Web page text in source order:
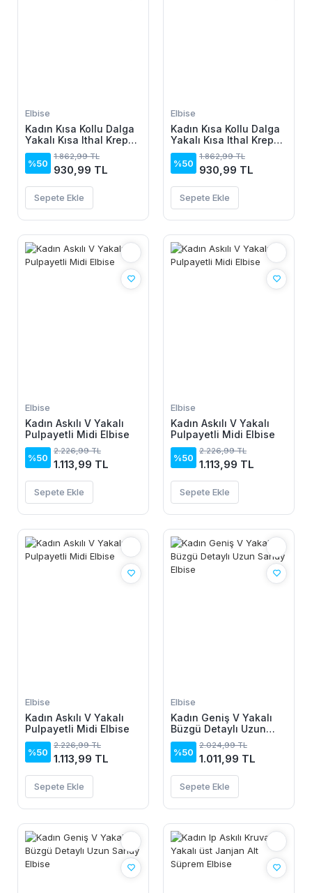
Elbise
Kadın Kısa Kollu Dalga
Yakalı Kısa Ithal Krep
Elbise
%50
1.862,99 TL
930,99 TL
Sepete Ekle
Elbise
Kadın Kısa Kollu Dalga
Yakalı Kısa Ithal Krep
Elbise
%50
1.862,99 TL
930,99 TL
Sepete Ekle
Elbise
Kadın Askılı V Yakalı
Pulpayetli Midi Elbise
%50
2.226,99 TL
1.113,99 TL
Sepete Ekle
Elbise
Kadın Askılı V Yakalı
Pulpayetli Midi Elbise
%50
2.226,99 TL
1.113,99 TL
Sepete Ekle
Elbise
Kadın Askılı V Yakalı
Pulpayetli Midi Elbise
%50
2.226,99 TL
1.113,99 TL
Sepete Ekle
Elbise
Kadın Geniş V Yakalı
Büzgü Detaylı Uzun
Sandy Elbise
%50
2.024,99 TL
1.011,99 TL
Sepete Ekle